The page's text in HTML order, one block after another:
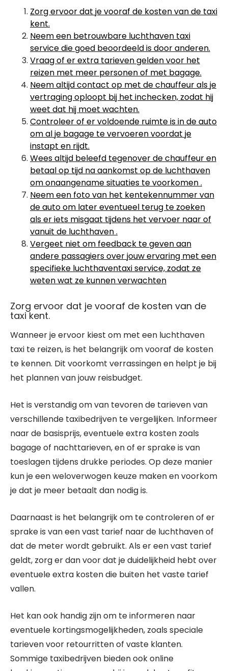
Zorg ervoor dat je vooraf de kosten van de taxi
kent.
Neem een betrouwbare luchthaven taxi
service die goed beoordeeld is door anderen.
Vraag of er extra tarieven gelden voor het
reizen met meer personen of met bagage.
Neem altijd contact op met de chauffeur als je
vertraging oploopt bij het inchecken, zodat hij
weet dat hij moet wachten.
Controleer of er voldoende ruimte is in de auto
om al je bagage te vervoeren voordat je
instapt en rijdt.
Wees altijd beleefd tegenover de chauffeur en
betaal op tijd na aankomst op de luchthaven
om onaangename situaties te voorkomen .
Neem een foto van het kentekennummer van
de auto om later eventueel terug te zoeken
als er iets misgaat tijdens het vervoer naar of
vanuit de luchthaven .
Vergeet niet om feedback te geven aan
andere passagiers over jouw ervaring met een
specifieke luchthaventaxi service, zodat ze
weten wat ze kunnen verwachten
Zorg ervoor dat je vooraf de kosten van de
taxi kent.
Wanneer je ervoor kiest om met een luchthaven
taxi te reizen, is het belangrijk om vooraf de kosten
te kennen. Dit voorkomt verrassingen en helpt je bij
het plannen van jouw reisbudget.
Het is verstandig om van tevoren de tarieven van
verschillende taxibedrijven te vergelijken. Informeer
naar de basisprijs, eventuele extra kosten zoals
bagage of nachttarieven, en of er sprake is van
toeslagen tijdens drukke periodes. Op deze manier
kun je een weloverwogen keuze maken en voorkom
je dat je meer betaalt dan nodig is.
Daarnaast is het belangrijk om te controleren of er
sprake is van een vast tarief naar de luchthaven of
dat de meter wordt gebruikt. Als er een vast tarief
geldt, zorg er dan voor dat je duidelijkheid hebt over
eventuele extra kosten die buiten het vaste tarief
vallen.
Het kan ook handig zijn om te informeren naar
eventuele kortingsmogelijkheden, zoals speciale
tarieven voor retourritten of vaste klanten.
Sommige taxibedrijven bieden ook online